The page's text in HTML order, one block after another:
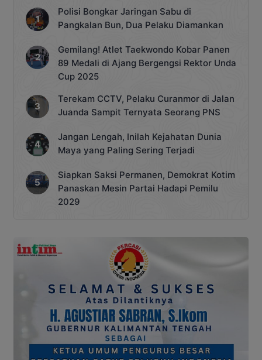
Polisi Bongkar Jaringan Sabu di
Pangkalan Bun, Dua Pelaku Diamankan
Gemilang! Atlet Taekwondo Kobar Panen
89 Medali di Ajang Bergengsi Rektor Unda
Cup 2025
Terekam CCTV, Pelaku Curanmor di Jalan
Juanda Sampit Ternyata Seorang PNS
Jangan Lengah, Inilah Kejahatan Dunia
Maya yang Paling Sering Terjadi
Siapkan Saksi Permanen, Demokrat Kotim
Panaskan Mesin Partai Hadapi Pemilu
2029